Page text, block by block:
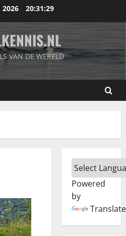
20:31:29
VAN DE WERELD
Powered
by
Translate